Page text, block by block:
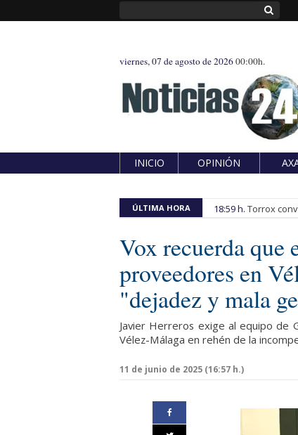
viernes, 07 de agosto de 202600:00h.
INICIO OPINIÓN
ÚLTIMA HORA 18:59 h. Torrox
Vox recuerda que
proveedores en
"dejadez y mala
Javier Herreros exige al equipo de
Vélez-Málaga en rehén de la
11 de junio de 2025 (16:57 h.)